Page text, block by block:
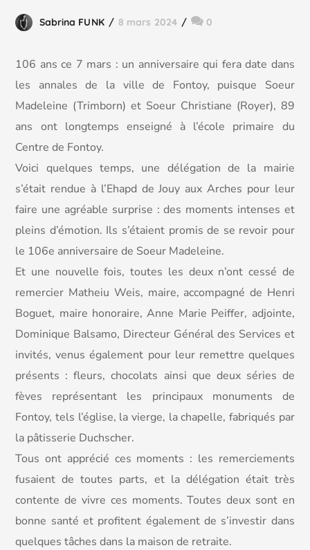
Sabrina FUNK 8 mars 2024 0
106 ans ce 7 mars : un anniversaire qui fera date dans
les annales de la ville de Fontoy, puisque Soeur
Madeleine (Trimborn) et Soeur Christiane (Royer), 89
ans ont longtemps enseigné à l’école primaire du
Centre de Fontoy.
Voici quelques temps, une délégation de la mairie
s’était rendue à l’Ehapd de Jouy aux Arches pour leur
faire une agréable surprise : des moments intenses et
pleins d’émotion. Ils s’étaient promis de se revoir pour
le 106e anniversaire de Soeur Madeleine.
Et une nouvelle fois, toutes les deux n’ont cessé de
remercier Matheiu Weis, maire, accompagné de Henri
Boguet, maire honoraire, Anne Marie Peiffer, adjointe,
Dominique Balsamo, Directeur Général des Services et
invités, venus également pour leur remettre quelques
présents : fleurs, chocolats ainsi que deux séries de
fèves représentant les principaux monuments de
Fontoy, tels l’église, la vierge, la chapelle, fabriqués par
la pâtisserie Duchscher.
Tous ont apprécié ces moments : les remerciements
fusaient de toutes parts, et la délégation était très
contente de vivre ces moments. Toutes deux sont en
bonne santé et profitent également de s’investir dans
quelques tâches dans la maison de retraite.